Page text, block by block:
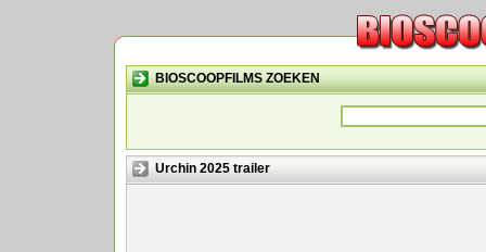
BIOSCOOPFILMS ZOEKEN
Urchin 2025 trailer